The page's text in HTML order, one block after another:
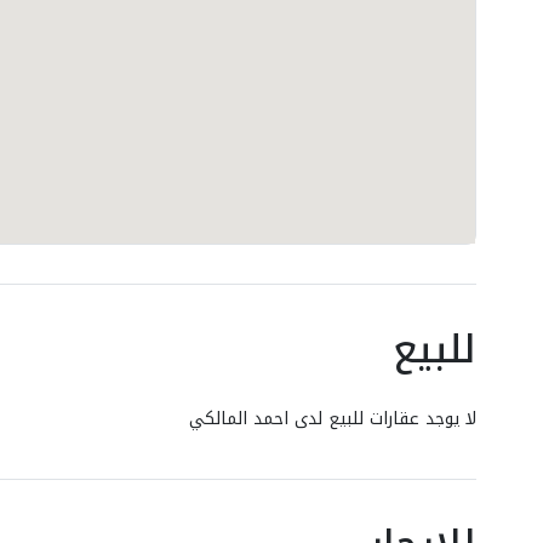
للبيع
لا يوجد عقارات للبيع لدى احمد المالكي